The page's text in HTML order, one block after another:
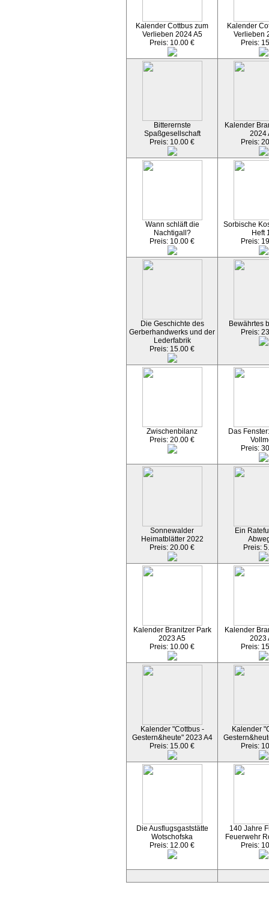
Kalender Cottbus zum
Verlieben 2024 A5
Preis: 10.00 €
Kalender
Verlieben
Preis:
Bitterernste
Spaßgesellschaft
Preis: 10.00 €
Kalender
2024
Preis:
Wann schläft die
Nachtigall?
Preis: 10.00 €
Sorbische
Heft
Preis:
Die Geschichte des
Gerberhandwerks und der
Lederfabrik
Preis: 15.00 €
Bewährtes
Preis:
Zwischenbilanz
Preis: 20.00 €
Das
Preis:
Sonnewalder
Heimatblätter 2022
Preis: 20.00 €
Ein
Preis:
Kalender Branitzer Park
2023 A5
Preis: 10.00 €
Kalender
2023
Preis:
Kalender "Cottbus -
Gestern&heute" 2023 A4
Preis: 15.00 €
Kalender
Preis:
Die Ausflugsgaststätte
Wotschofska
Preis: 12.00 €
140 Jahre
Feuerwehr
Preis: